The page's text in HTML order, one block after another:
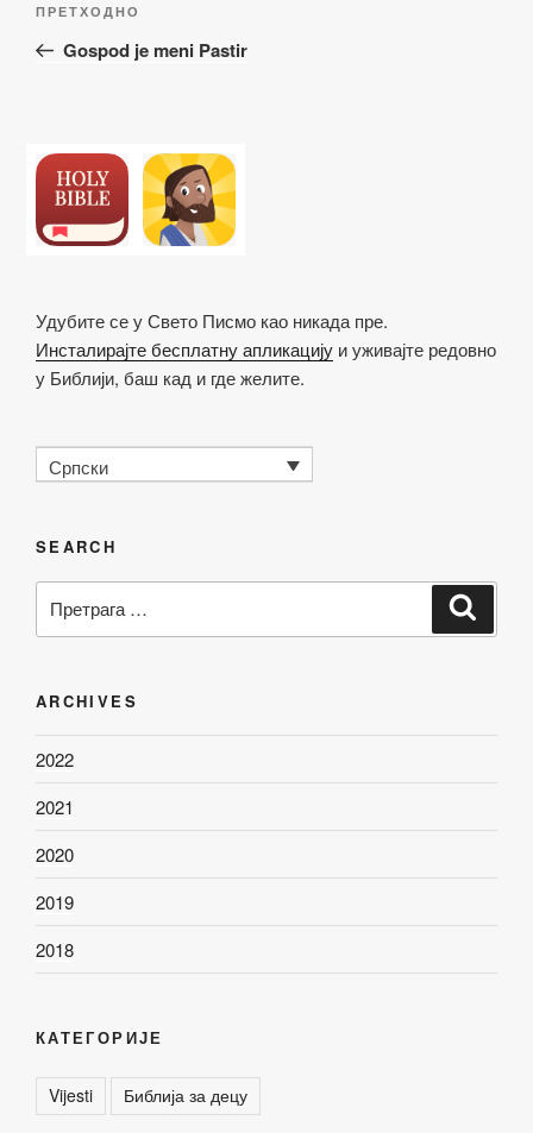
Претходни
чланак
ПРЕТХОДНО
Gospod je meni Pastir
Удубите се у Свето Писмо као никада пре.
Инсталирајте бесплатну апликацију и уживајте редовно
у Библији, баш кад и где желите.
Српски
SEARCH
за:
ARCHIVES
2022
2021
2020
2019
2018
КАТЕГОРИЈЕ
Vijesti Библија за децу